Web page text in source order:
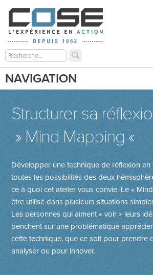
NAVIGATION
Structurer sa
» Mind Mapping «
Développer une technique de réflexion en
toutes les possibilités des deux
ce à quoi cet atelier vous convie. Le «
être utilisé dans plusieurs situations
Les personnes qui aiment « voir » leurs
penchent sur une problématique
cette technique, que ce soit pour prendre
analyser ou pour innover.